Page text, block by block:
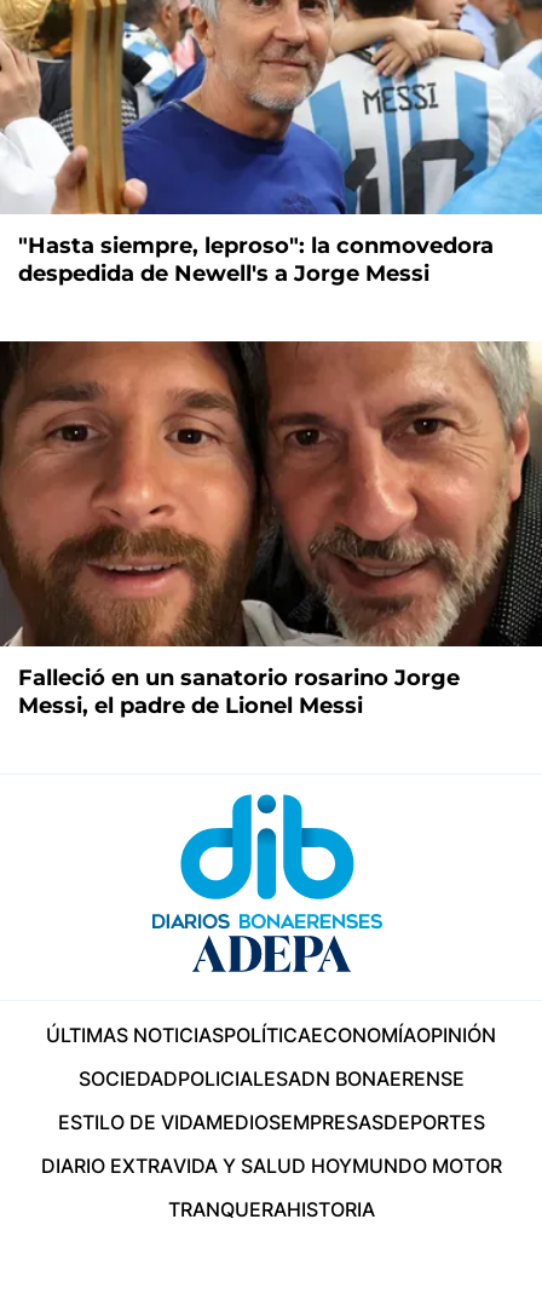
"Hasta siempre, leproso": la conmovedora
despedida de Newell's a Jorge Messi
Falleció en un sanatorio rosarino Jorge
Messi, el padre de Lionel Messi
ÚLTIMAS NOTICIASPOLÍTICAECONOMÍAOPINIÓN
SOCIEDADPOLICIALESADN BONAERENSE
ESTILO DE VIDAMEDIOSEMPRESASDEPORTES
DIARIO EXTRAVIDA Y SALUD HOYMUNDO MOTOR
TRANQUERAHISTORIA